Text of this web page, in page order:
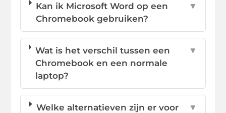
Kan ik Microsoft Word op een
Chromebook gebruiken?
▼
Wat is het verschil tussen een
Chromebook en een normale
laptop?
▼
Welke alternatieven zijn er voor
▼